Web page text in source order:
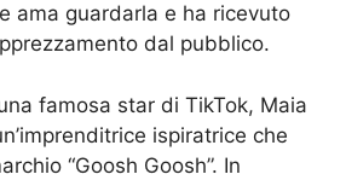
ama guardarla e ha ricevuto
dal pubblico.
famosa star di TikTok, Maia
ispiratrice che
“Goosh Goosh”. In